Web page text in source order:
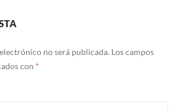
no será publicada. Los campos
con *